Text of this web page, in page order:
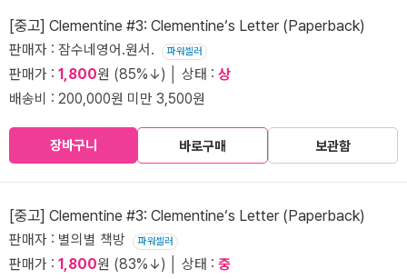
[중고] Clementine #3: Clementine‘s Letter (Paperback)
판매자 : 잠수네영어.원서. 파워셀러
판매가 : 1,800원 (85%↓) │ 상태 : 상
배송비 : 200,000원 미만 3,500원
장바구니 바로구매 보관함
[중고] Clementine #3: Clementine‘s Letter (Paperback)
판매자 : 별의별 책방 파워셀러
판매가 : 1,800원 (83%↓) │ 상태 : 중